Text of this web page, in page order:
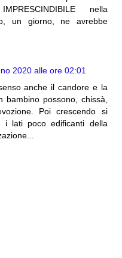
nella
un giorno, ne avrebbe
2020 alle ore 02:01
anche il candore e la
possono, chissà,
Poi crescendo si
i lati poco edificanti della